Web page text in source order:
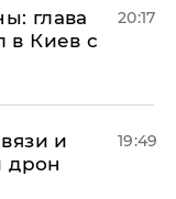
глава
в Киев с
20:17
и
дрон
19:49